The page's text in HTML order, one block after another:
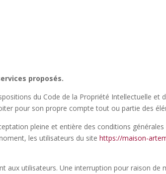
proposés.
du Code de la Propriété Intellectuelle et
pour son propre compte tout ou partie des
pleine et entière des conditions
les utilisateurs du sitehttps://maison-
aux utilisateurs. Une interruption pour raison